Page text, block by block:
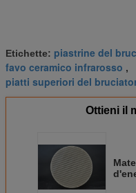
Etichette: piastrine del
favo ceramico infrarosso ,
piatti superiori del
Ottieni il